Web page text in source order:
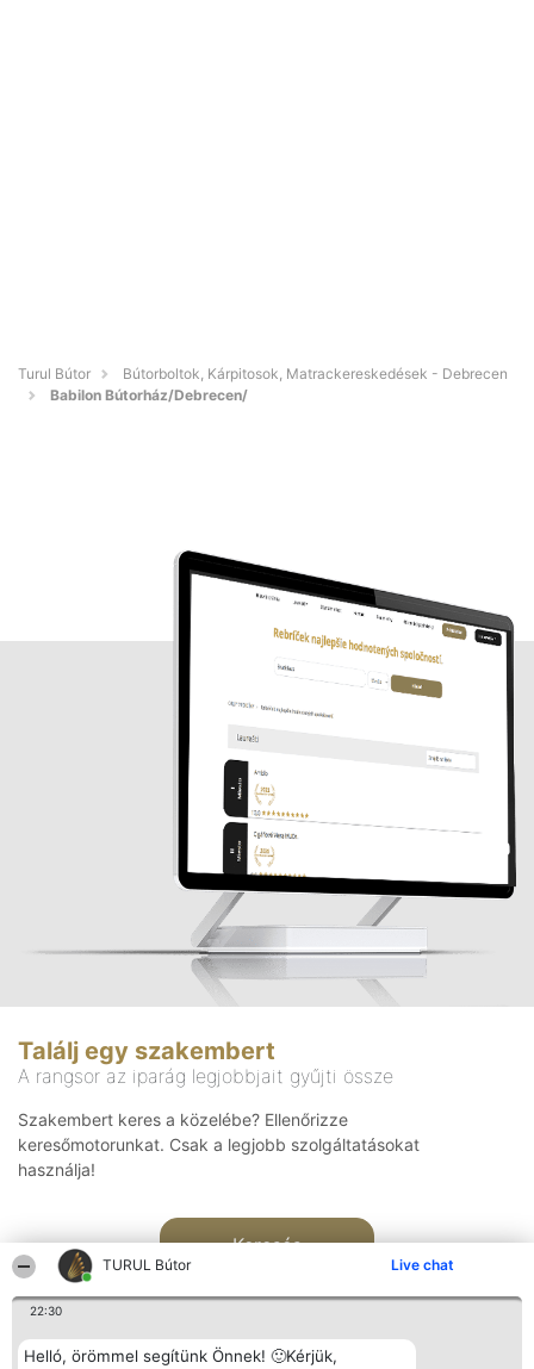
TURUL Bútor Live chat
22:30
Helló, örömmel segítünk Önnek! 🙂Kérjük,
Turul Bútor
Bútorboltok, Kárpitosok, Matrackereskedések - Debrecen
Babilon Bútorház/Debrecen/
Találj egy szakembert
A rangsor az iparág legjobbjait gyűjti össze
Szakembert keres a közelébe? Ellenőrizze
keresőmotorunkat. Csak a legjobb szolgáltatásokat
használja!
Keresés